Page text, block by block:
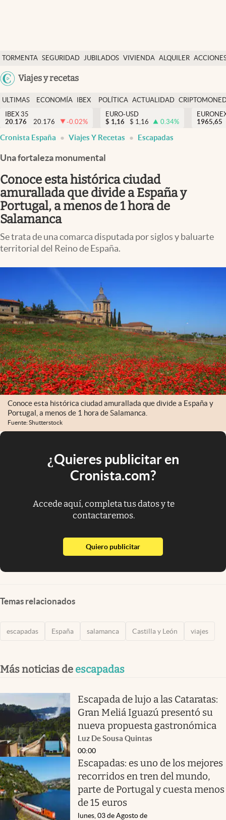
TORMENTA SEGURIDAD JUBILADOS VIVIENDA ALQUILER
USA
Viajes y recetas
Economía y finanzas
Política
Actualidad
Criptomonedas
España
ULTIMAS
NOTICIAS
ECONOMÍA
FINANZAS
IBEX
EURO
POLÍTICA ACTUALIDAD
IBEX 35
20.176
20.176 -0.02%
EURO-USD
$ 1,16 $ 1,16 0.34%
1965,65
Cronista España Viajes Y Recetas Escapadas
Una fortaleza monumental
Conoce esta histórica ciudad
amurallada que divide a España y
Portugal, a menos de 1 hora de
Salamanca
Se trata de una comarca disputada por siglos y baluarte
territorial del Reino de España.
Conoce esta histórica ciudad amurallada que divide a España y
Portugal, a menos de 1 hora de Salamanca.
Fuente: Shutterstock
¿Quieres publicitar en
Cronista.com?
Accede aquí, completa tus datos y te
contactaremos.
Quiero publicitarabre en nueva pestaña
Temas relacionados
escapadas España salamanca Castilla y León viajes
Más noticias de escapadas
Escapada de lujo a las Cataratas:
Gran Meliá Iguazú presentó su
nueva propuesta gastronómica
Luz De Sousa Quintas
00:00
Escapadas: es uno de los mejores
recorridos en tren del mundo,
parte de Portugal y cuesta menos
de 15 euros
lunes, 03 de Agosto de